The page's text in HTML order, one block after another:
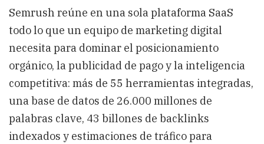
Semrush reúne en una sola plataforma SaaS
todo lo que un equipo de marketing digital
necesita para dominar el posicionamiento
orgánico, la publicidad de pago y la inteligencia
competitiva: más de 55 herramientas integradas,
una base de datos de 26.000 millones de
palabras clave, 43 billones de backlinks
indexados y estimaciones de tráfico para